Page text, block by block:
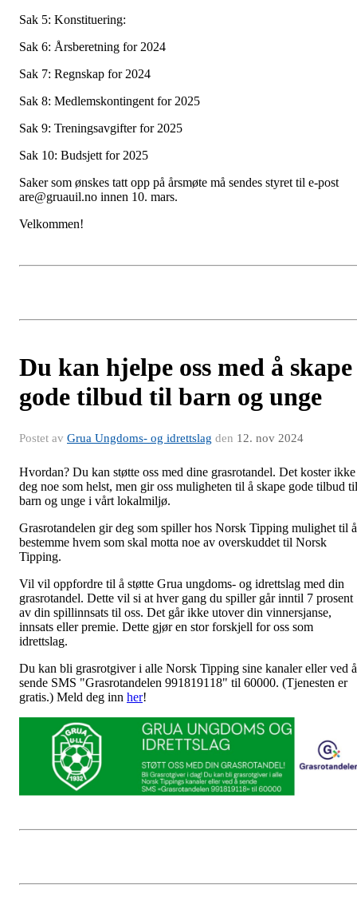
Sak 5: Konstituering:
Sak 6: Årsberetning for 2024
Sak 7: Regnskap for 2024
Sak 8: Medlemskontingent for 2025
Sak 9: Treningsavgifter for 2025
Sak 10: Budsjett for 2025
Saker som ønskes tatt opp på årsmøte må sendes styret til e-post
are@gruauil.no innen 10. mars.
Velkommen!
Du kan hjelpe oss med å skape
gode tilbud til barn og unge
Postet av Grua Ungdoms- og idrettslag den 12. nov 2024
Hvordan? Du kan støtte oss med dine grasrotandel. Det koster ikke
deg noe som helst, men gir oss muligheten til å skape gode tilbud til
barn og unge i vårt lokalmiljø.
Grasrotandelen gir deg som spiller hos Norsk Tipping mulighet til å
bestemme hvem som skal motta noe av overskuddet til Norsk
Tipping.
Vil vil oppfordre til å støtte Grua ungdoms- og idrettslag med din
grasrotandel. Dette vil si at hver gang du spiller går inntil 7 prosent
av din spillinnsats til oss. Det går ikke utover din vinnersjanse,
innsats eller premie. Dette gjør en stor forskjell for oss som
idrettslag.
Du kan bli grasrotgiver i alle Norsk Tipping sine kanaler eller ved å
sende SMS "Grasrotandelen 991819118" til 60000. (Tjenesten er
gratis.) Meld deg inn her!